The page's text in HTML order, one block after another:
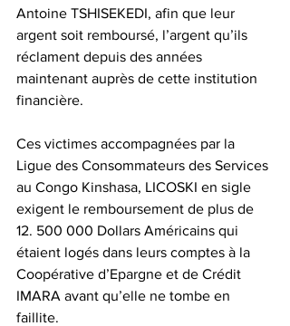
Antoine TSHISEKEDI, afin que leur
argent soit remboursé, l’argent qu’ils
réclament depuis des années
maintenant auprès de cette institution
financière.
Ces victimes accompagnées par la
Ligue des Consommateurs des Services
au Congo Kinshasa, LICOSKI en sigle
exigent le remboursement de plus de
12. 500 000 Dollars Américains qui
étaient logés dans leurs comptes à la
Coopérative d’Epargne et de Crédit
IMARA avant qu’elle ne tombe en
faillite.